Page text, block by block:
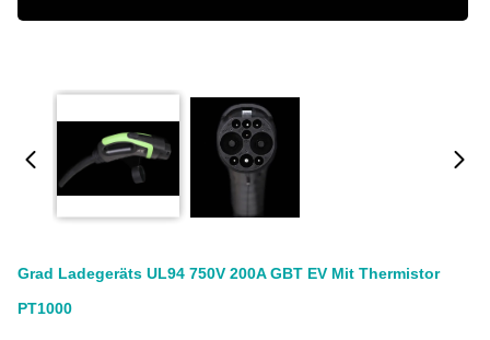
Grad Ladegeräts UL94 750V 200A GBT EV Mit Thermistor
PT1000